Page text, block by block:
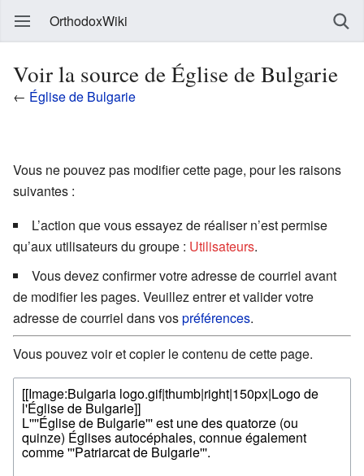
OrthodoxWiki
Voir la source de Église de Bulgarie
← Église de Bulgarie
Vous ne pouvez pas modifier cette page, pour les raisons
suivantes :
L’action que vous essayez de réaliser n’est permise
qu’aux utilisateurs du groupe : Utilisateurs.
Vous devez confirmer votre adresse de courriel avant
de modifier les pages. Veuillez entrer et valider votre
adresse de courriel dans vospréférences.
Vous pouvez voir et copier le contenu de cette page.